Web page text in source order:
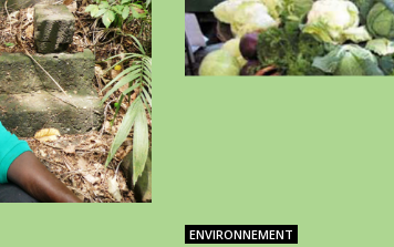
ENVIRONNEMENT